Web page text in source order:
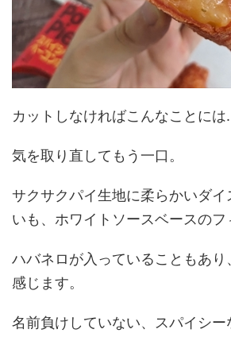
カットしなければこんなことには
気を取り直してもう一口。
サクサクパイ生地に柔らかいダ
いも、ホワイトソースベースのフ
ハバネロが入っていることもあり
感じます。
名前負けしていない、スパイシー